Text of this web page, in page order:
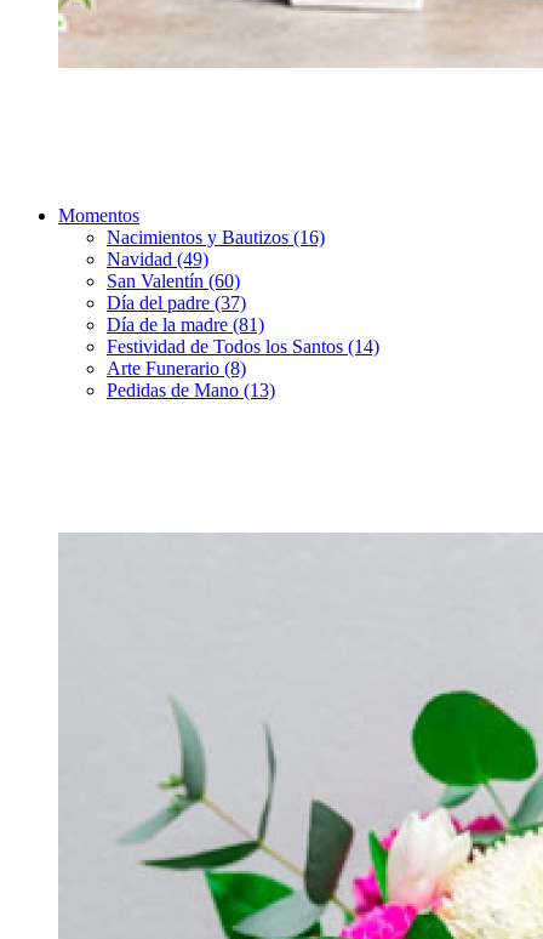
Momentos
Nacimientos y Bautizos (16)
Navidad (49)
San Valentín (60)
Día del padre (37)
Día de la madre (81)
Festividad de Todos los Santos (14)
Arte Funerario (8)
Pedidas de Mano (13)